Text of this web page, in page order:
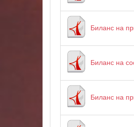
Биланс на
Биланс на
Биланс на